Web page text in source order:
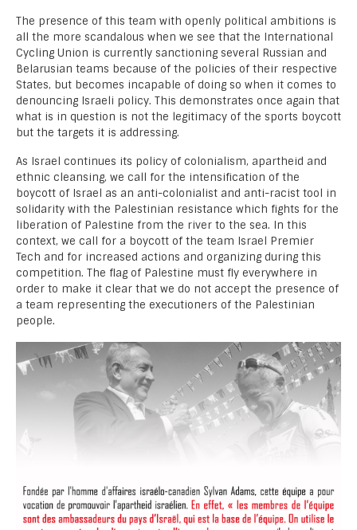
The presence of this team with openly political ambitions is
all the more scandalous when we see that the International
Cycling Union is currently sanctioning several Russian and
Belarusian teams because of the policies of their respective
States, but becomes incapable of doing so when it comes to
denouncing Israeli policy. This demonstrates once again that
what is in question is not the legitimacy of the sports boycott
but the targets it is addressing.
As Israel continues its policy of colonialism, apartheid and
ethnic cleansing, we call for the intensification of the
boycott of Israel as an anti-colonialist and anti-racist tool in
solidarity with the Palestinian resistance which fights for the
liberation of Palestine from the river to the sea. In this
context, we call for a boycott of the team Israel Premier
Tech and for increased actions and organizing during this
competition. The flag of Palestine must fly everywhere in
order to make it clear that we do not accept the presence of
a team representing the executioners of the Palestinian
people.